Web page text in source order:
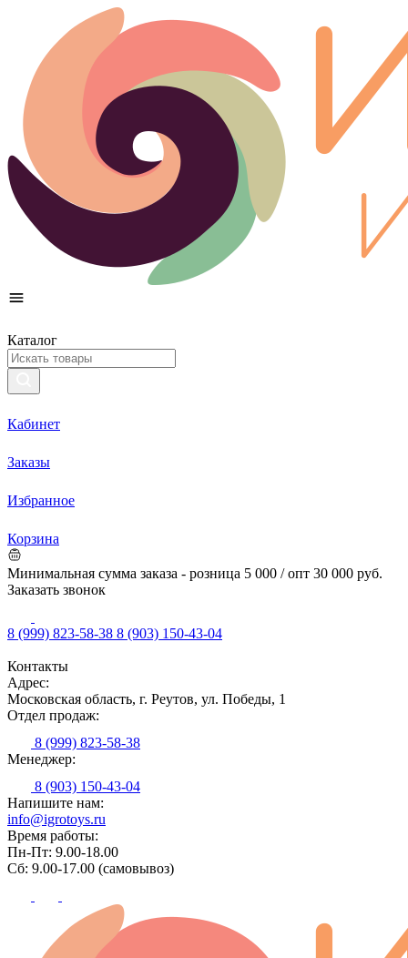
Каталог
Кабинет
Заказы
Избранное
Корзина
Минимальная сумма заказа - розница 5 000 / опт 30 000 руб.
Заказать звонок
8 (999) 823-58-38 8 (903) 150-43-04
Контакты
Адрес:
Московская область, г. Реутов, ул. Победы, 1
Отдел продаж:
8 (999) 823-58-38
Менеджер:
8 (903) 150-43-04
Напишите нам:
info@igrotoys.ru
Время работы:
Пн-Пт: 9.00-18.00
Сб: 9.00-17.00 (самовывоз)